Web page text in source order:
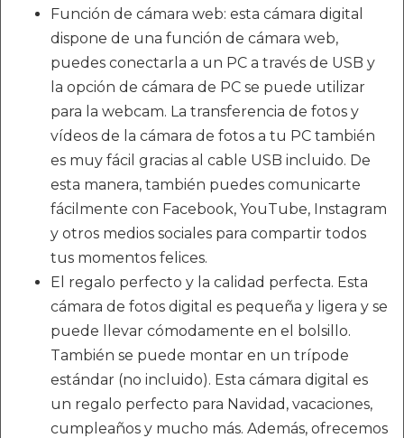
Función de cámara web: esta cámara digital
dispone de una función de cámara web,
puedes conectarla a un PC a través de USB y
la opción de cámara de PC se puede utilizar
para la webcam. La transferencia de fotos y
vídeos de la cámara de fotos a tu PC también
es muy fácil gracias al cable USB incluido. De
esta manera, también puedes comunicarte
fácilmente con Facebook, YouTube, Instagram
y otros medios sociales para compartir todos
tus momentos felices.
El regalo perfecto y la calidad perfecta. Esta
cámara de fotos digital es pequeña y ligera y se
puede llevar cómodamente en el bolsillo.
También se puede montar en un trípode
estándar (no incluido). Esta cámara digital es
un regalo perfecto para Navidad, vacaciones,
cumpleaños y mucho más. Además, ofrecemos